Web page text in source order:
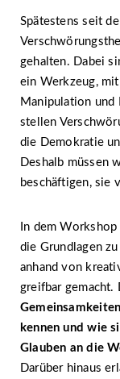
Spätestens seit
gehalten. Dabei
ein Werkzeug,
Manipulation und
stellen
die Demokratie
Deshalb müssen
beschäftigen, sie
In dem
die Grundlagen
anhand von
greifbar gemacht.
kennen und wie
Glauben an die
Darüber hinaus